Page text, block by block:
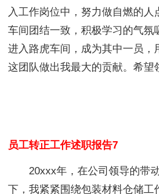
入工作岗位中，努力做自燃的人
车间团结一致，积极学习的气氛
进入路虎车间，成为其中一员，
这团队做出我最大的贡献。希望
员工转正工作述职报告7
20xxx年，在公司领导的带
下，我紧紧围绕包装材料仓储工